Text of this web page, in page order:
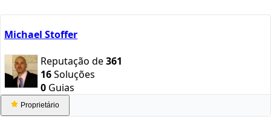
Michael Stoffer
Reputação de361
16Soluções
0 Guias
Proprietário